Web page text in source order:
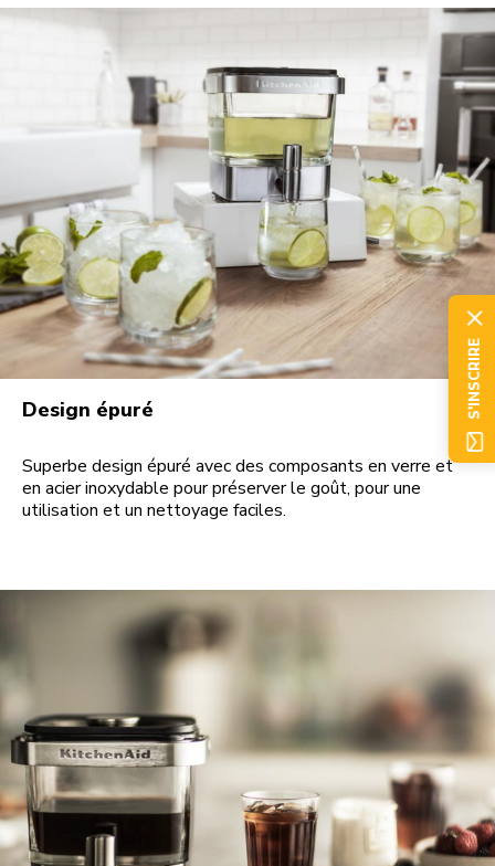
Design épuré
Superbe design épuré avec des composants en verre et
en acier inoxydable pour préserver le goût, pour une
utilisation et un nettoyage faciles.
S'INSCRIRE